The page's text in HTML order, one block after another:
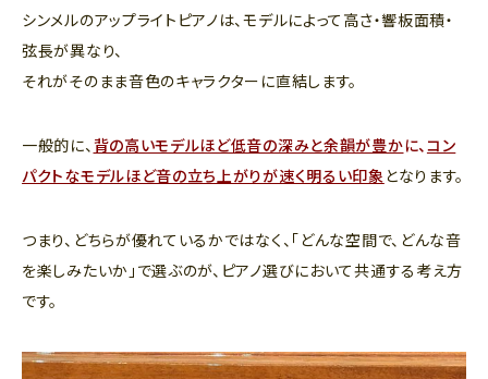
シンメルのアップライトピアノは、モデルによって高さ・響板面積・
弦長が異なり、
それがそのまま音色のキャラクターに直結します。
一般的に、 背の高いモデルほど低音の深みと余韻が豊かに、 コン
パクトなモデルほど音の立ち上がりが速く明るい印象 となります。
つまり、どちらが優れているかではなく、「どんな空間で、どんな音
を楽しみたいか」で選ぶのが、ピアノ選びにおいて共通する考え方
です。